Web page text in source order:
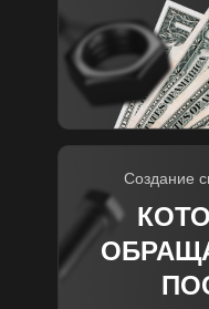
Создание